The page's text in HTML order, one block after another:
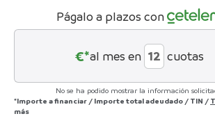
BLANCA
Págalo a plazos con
€*al mes en cuotas
No se ha podido mostrar la información
*Importe a financiar / Importe total adeudado / TIN /
más